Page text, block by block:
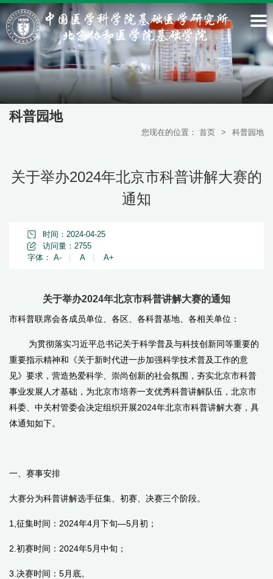
科普园地
您现在的位置： 首页 > 科普园地
关于举办2024年北京市科普讲解大赛的
通知
时间：2024-04-25
访问量： 2755
字体： A- A A+
关于举办2024年北京市科普讲解大赛的通知
市科普联席会各成员单位、各区、各科普基地、各相关单位：
为贯彻落实习近平总书记关于科学普及与科技创新同等重要的
重要指示精神和《关于新时代进一步加强科学技术普及工作的意
见》要求，营造热爱科学、崇尚创新的社会氛围，夯实北京市科普
事业发展人才基础，为北京市培养一支优秀科普讲解队伍，北京市
科委、中关村管委会决定组织开展2024年北京市科普讲解大赛，具
体通知如下。
一、赛事安排
大赛分为科普讲解选手征集、初赛、决赛三个阶段。
1,征集时间： 2024年4月下旬—5月初；
2.初赛时间： 2024年5月中旬；
3.决赛时间： 5月底。